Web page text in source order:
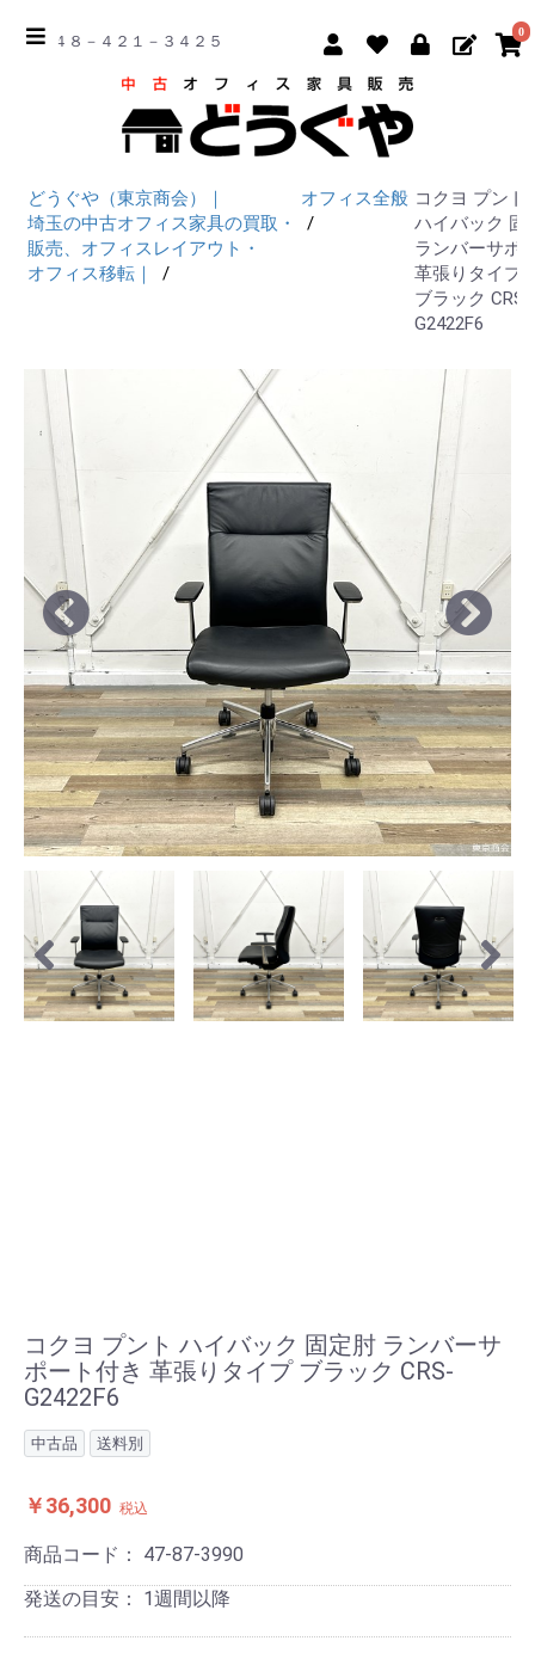
☎ ０４８－４２１－３４２５
0
どうぐや（東京商会）｜
埼玉の中古オフィス家具の買取・
販売、オフィスレイアウト・
オフィス移転｜
オフィス全般 コクヨ プント
ハイバック 固
ランバーサポ
革張りタイプ
ブラック CRS-
G2422F6
コクヨ プント ハイバック 固定肘 ランバーサ
ポート付き 革張りタイプ ブラック CRS-
G2422F6
中古品 送料別
￥36,300 税込
商品コード： 47-87-3990
発送の目安： 1週間以降